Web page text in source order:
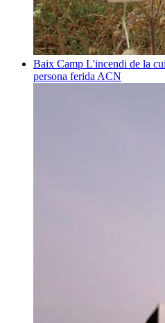
Baix Camp L'incendi de la
persona ferida ACN